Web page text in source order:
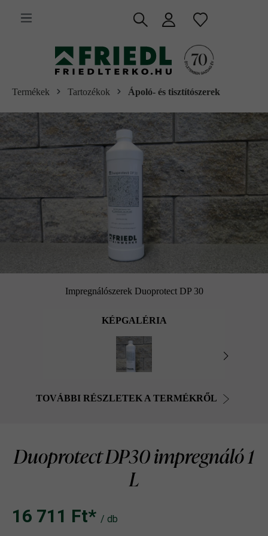
tartalomra
Termékek Tartozékok Ápoló- és tisztítószerek
Impregnálószerek Duoprotect DP 30
KÉPGALÉRIA
TOVÁBBI RÉSZLETEK A TERMÉKRŐL
Duoprotect DP30 impregnáló 1
L
16 711 Ft‎‎‎* / db